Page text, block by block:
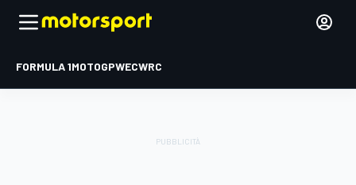
FORMULA 1MOTOGPWECWRC